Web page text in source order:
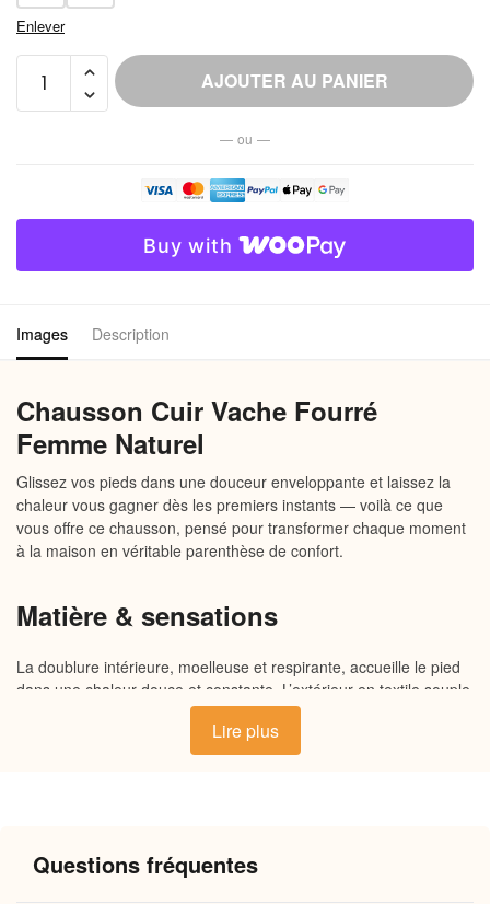
Enlever
Chausson
Fourré
AJOUTER AU PANIER
— ou —
Buy with
Images Description
Chausson Cuir Vache Fourré
Femme Naturel
Glissez vos pieds dans une douceur enveloppante et laissez la
chaleur vous gagner dès les premiers instants — voilà ce que
vous offre ce chausson, pensé pour transformer chaque moment
à la maison en véritable parenthèse de confort.
Matière & sensations
La doublure intérieure, moelleuse et respirante, accueille le pied
dans une chaleur douce et constante. L’extérieur en textile souple
épouse naturellement la forme du pied sans jamais le comprimer,
tandis que la semelle antidérapante, légèrement rembourrée,
amortit chaque pas sur le carrelage comme sur le parquet. Un
Pourquoi vous allez l’adorer
Lire plus
Questions fréquentes